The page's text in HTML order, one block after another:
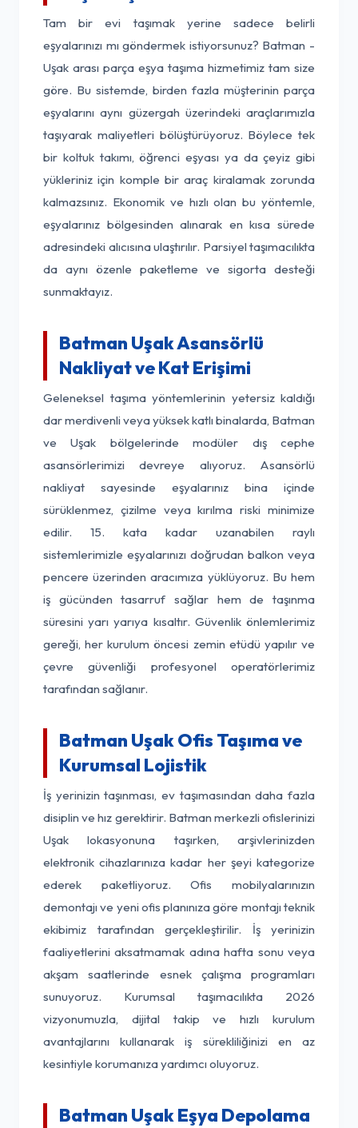
Tam bir evi taşımak yerine sadece belirli
eşyalarınızı mı göndermek istiyorsunuz? Batman -
Uşak arası parça eşya taşıma hizmetimiz tam size
göre. Bu sistemde, birden fazla müşterinin parça
eşyalarını aynı güzergah üzerindeki araçlarımızla
taşıyarak maliyetleri bölüştürüyoruz. Böylece tek
bir koltuk takımı, öğrenci eşyası ya da çeyiz gibi
yükleriniz için komple bir araç kiralamak zorunda
kalmazsınız. Ekonomik ve hızlı olan bu yöntemle,
eşyalarınız bölgesinden alınarak en kısa sürede
adresindeki alıcısına ulaştırılır. Parsiyel taşımacılıkta
da aynı özenle paketleme ve sigorta desteği
sunmaktayız.
Batman Uşak Asansörlü
Nakliyat ve Kat Erişimi
Geleneksel taşıma yöntemlerinin yetersiz kaldığı
dar merdivenli veya yüksek katlı binalarda, Batman
ve Uşak bölgelerinde modüler dış cephe
asansörlerimizi devreye alıyoruz. Asansörlü
nakliyat sayesinde eşyalarınız bina içinde
sürüklenmez, çizilme veya kırılma riski minimize
edilir. 15. kata kadar uzanabilen raylı
sistemlerimizle eşyalarınızı doğrudan balkon veya
pencere üzerinden aracımıza yüklüyoruz. Bu hem
iş gücünden tasarruf sağlar hem de taşınma
süresini yarı yarıya kısaltır. Güvenlik önlemlerimiz
gereği, her kurulum öncesi zemin etüdü yapılır ve
çevre güvenliği profesyonel operatörlerimiz
tarafından sağlanır.
Batman Uşak Ofis Taşıma ve
Kurumsal Lojistik
İş yerinizin taşınması, ev taşımasından daha fazla
disiplin ve hız gerektirir. Batman merkezli ofislerinizi
Uşak lokasyonuna taşırken, arşivlerinizden
elektronik cihazlarınıza kadar her şeyi kategorize
ederek paketliyoruz. Ofis mobilyalarınızın
demontajı ve yeni ofis planınıza göre montajı teknik
ekibimiz tarafından gerçekleştirilir. İş yerinizin
faaliyetlerini aksatmamak adına hafta sonu veya
akşam saatlerinde esnek çalışma programları
sunuyoruz. Kurumsal taşımacılıkta 2026
vizyonumuzla, dijital takip ve hızlı kurulum
avantajlarını kullanarak iş sürekliliğinizi en az
kesintiyle korumanıza yardımcı oluyoruz.
Batman Uşak Eşya Depolama